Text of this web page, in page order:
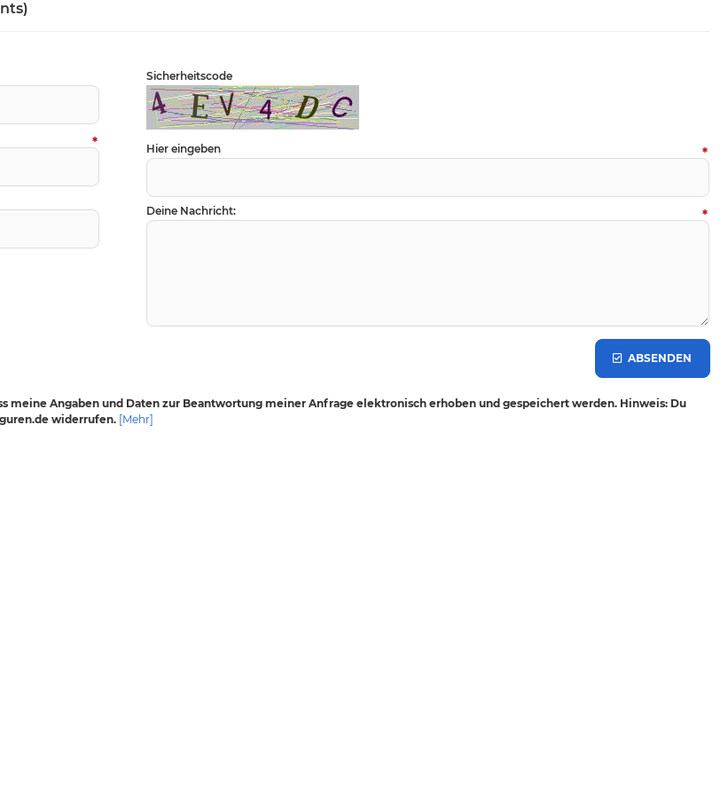
*
Sicherheitscode
Hier eingeben *
Deine Nachricht: *
ABSENDEN
meine Angaben und Daten zur Beantwortung meiner Anfrage elektronisch erhoben und gespeichert werden. Hinweis: Du
widerrufen. [Mehr]